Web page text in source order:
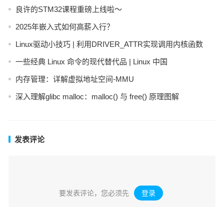
良许的STM32课程重磅上线啦～
2025年嵌入式如何高薪入行？
Linux驱动小技巧 | 利用DRIVER_ATTR实现调用内核函数
一些经典 Linux 命令的现代替代品 | Linux 中国
内存管理：详解虚拟地址空间-MMU
深入理解glibc malloc：malloc() 与 free() 原理图解
发表评论
要发表评论，您必须先 登录 。